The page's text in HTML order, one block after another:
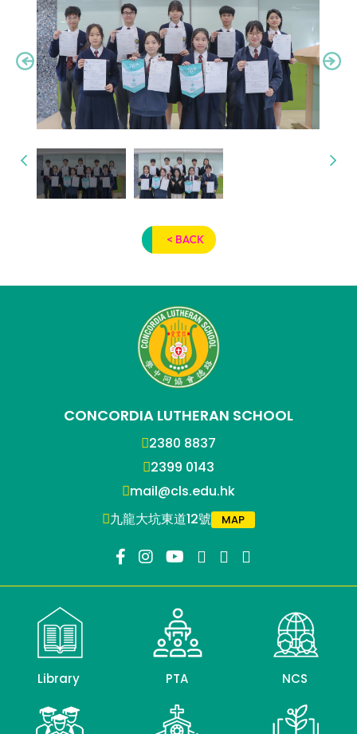
< BACK
CONCORDIA LUTHERAN SCHOOL
2380 8837
2399 0143
mail@cls.edu.hk
九龍大坑東道12號
MAP
Library PTA NCS